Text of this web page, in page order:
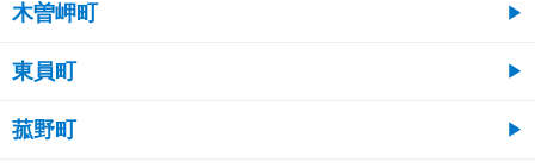
木曽岬町
東員町
菰野町